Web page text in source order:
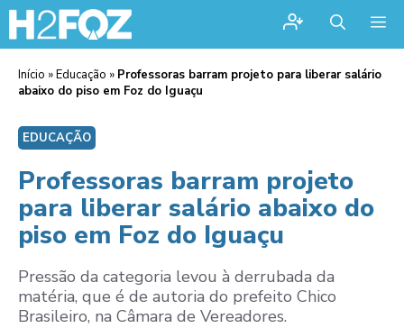
Início »Educação » Professoras barram projeto para liberar salário
abaixo do piso em Foz do Iguaçu
EDUCAÇÃO
Professoras barram projeto
para liberar salário abaixo do
piso em Foz do Iguaçu
Pressão da categoria levou à derrubada da
matéria, que é de autoria do prefeito Chico
Brasileiro, na Câmara de Vereadores.